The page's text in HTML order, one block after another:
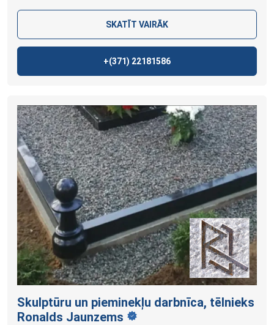
SKATĪT VAIRĀK
+(371) 22181586
Skulptūru un pieminekļu darbnīca, tēlnieks
Ronalds Jaunzems